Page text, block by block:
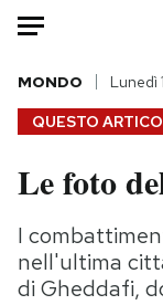
HOME
Italia
Politica
Tecnologia
QUESTO
MONDO Lunedì
Le foto
I
nell'ultima
di Gheddafi,